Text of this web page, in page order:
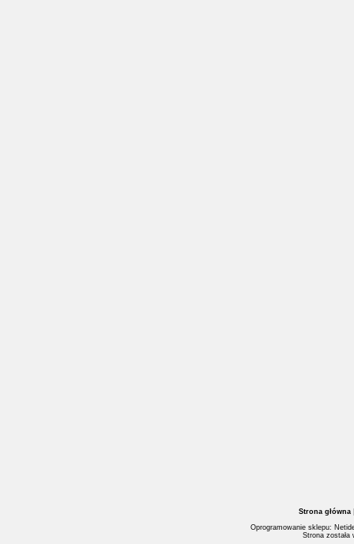
Strona główna
Oprogramowanie sklepu:
Strona